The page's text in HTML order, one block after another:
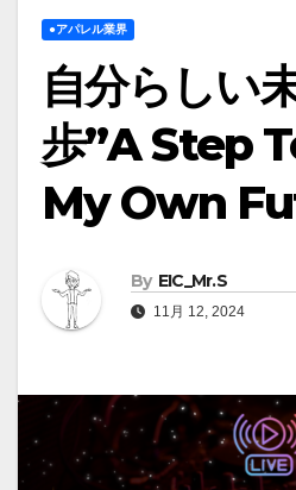
●アパレル業界
自分らしい
歩”A Step
My Own
By EIC_Mr.S
11月 12, 2024